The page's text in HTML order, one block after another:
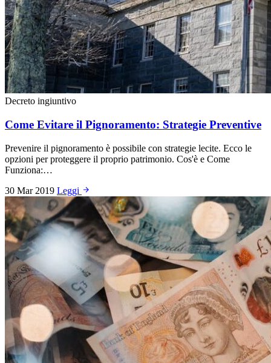
Decreto ingiuntivo
Come Evitare il Pignoramento: Strategie Preventive
Prevenire il pignoramento è possibile con strategie lecite. Ecco le
opzioni per proteggere il proprio patrimonio. Cos'è e Come
Funziona:…
30 Mar 2019 Leggi